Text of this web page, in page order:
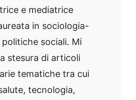
e mediatrice
in sociologia-
politiche sociali. Mi
stesura di articoli
tematiche tra cui
tecnologia,